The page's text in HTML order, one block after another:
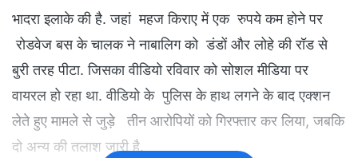
भादरा इलाके की है. जहां महज किराए में एक रुपये कम होने पर
रोडवेज बस के चालक ने नाबालिग को डंडों और लोहे की रॉड से
बुरी तरह पीटा. जिसका वीडियो रविवार को सोशल मीडिया पर
वायरल हो रहा था. वीडियो के पुलिस के हाथ लगने के बाद एक्शन
लेते हुए मामले से जुड़े तीन आरोपियों को गिरफ्तार कर लिया, जबकि
दो अन्य की तलाश जारी है.